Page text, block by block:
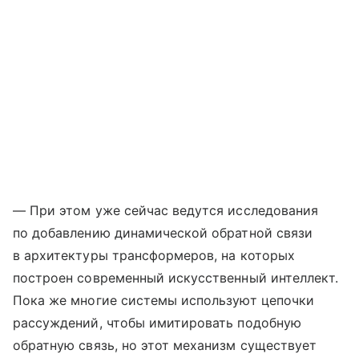
— При этом уже сейчас ведутся исследования
по добавлению динамической обратной связи
в архитектуры трансформеров, на которых
построен современный искусственный интеллект.
Пока же многие системы используют цепочки
рассуждений, чтобы имитировать подобную
обратную связь, но этот механизм существует